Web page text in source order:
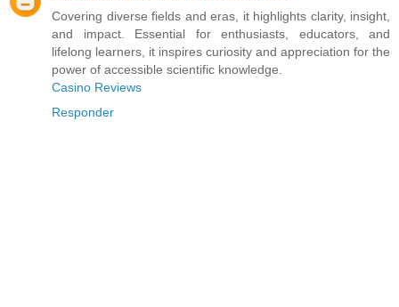
Covering diverse fields and eras, it highlights clarity, insight,
and impact. Essential for enthusiasts, educators, and
lifelong learners, it inspires curiosity and appreciation for the
power of accessible scientific knowledge.
Casino Reviews
Responder